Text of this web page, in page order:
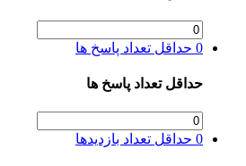
0 حداقل تعداد پاسخ ها
حداقل تعداد پاسخ ها
0 حداقل تعداد بازدیدها